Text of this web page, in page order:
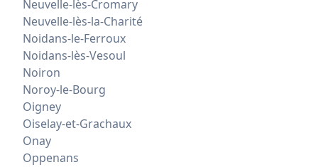
Neuvelle-lès-Cromary
Neuvelle-lès-la-Charité
Noidans-le-Ferroux
Noidans-lès-Vesoul
Noiron
Noroy-le-Bourg
Oigney
Oiselay-et-Grachaux
Onay
Oppenans